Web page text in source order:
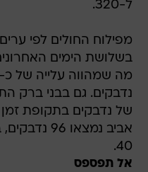
ל-320.
מפילוח החולים לפי
נדבקים. גם בבני ברק
40.
אל תפספס